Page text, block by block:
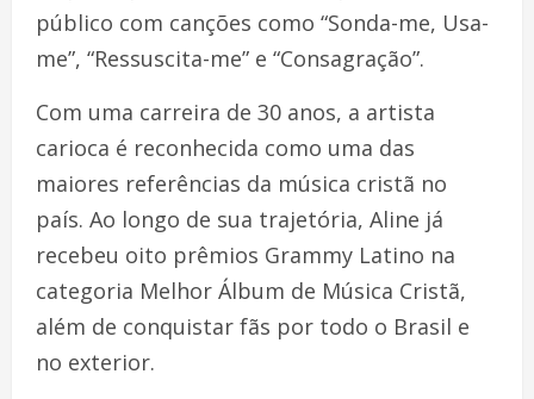
público com canções como “Sonda-me, Usa-
me”, “Ressuscita-me” e “Consagração”.
Com uma carreira de 30 anos, a artista
carioca é reconhecida como uma das
maiores referências da música cristã no
país. Ao longo de sua trajetória, Aline já
recebeu oito prêmios Grammy Latino na
categoria Melhor Álbum de Música Cristã,
além de conquistar fãs por todo o Brasil e
no exterior.